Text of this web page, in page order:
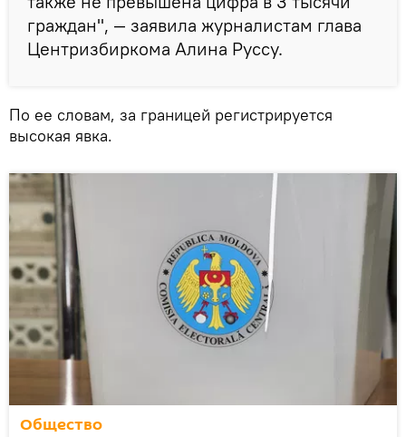
граждан", — заявила журналистам глава
Центризбиркома Алина Руссу.
По ее словам, за границей регистрируется
высокая явка.
Общество